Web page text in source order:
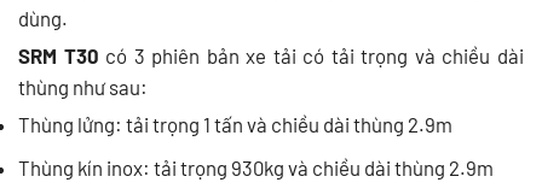
dùng.
SRM T30 có 3 phiên bản xe tải có tải trọng và chiều dài
thùng như sau:
Thùng lửng: tải trọng 1 tấn và chiều dài thùng 2.9m
Thùng kín inox: tải trọng 930kg và chiều dài thùng 2.9m